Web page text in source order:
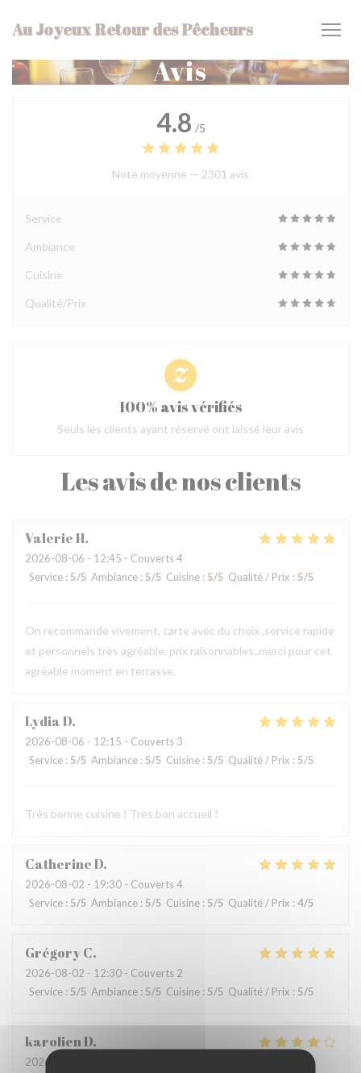
Au Joyeux Retour des Pêcheurs
Avis
Les avis de nos clients
ValerieH
2026-08-06 - 12:45 - Couverts 4
Service : 5/5 Ambiance : 5/5 Cuisine : 5/5 Qualité / Prix : 5/5
On recommande vivement, carte avec du choix ,service rapide
et personnels très agréable, prix raisonnables..merci pour cet
agréable moment en terrasse.
LydiaD
2026-08-06 - 12:15 - Couverts 3
Service : 5/5 Ambiance : 5/5 Cuisine : 5/5 Qualité / Prix : 5/5
Très bonne cuisine ! Très bon accueil !
CatherineD
2026-08-02 - 19:30 - Couverts 4
Service : 5/5 Ambiance : 5/5 Cuisine : 5/5 Qualité / Prix :4/5
GrégoryC
2026-08-02 - 12:30 - Couverts 2
Service : 5/5 Ambiance : 5/5 Cuisine : 5/5 Qualité / Prix : 5/5
karolienD
2026-07-31
4.8 /5
Note moyenne — 2301 avis
Service
Ambiance
Cuisine
Qualité/Prix
100% avis vérifiés
Seuls les clients ayant réservé ont laissé leur avis